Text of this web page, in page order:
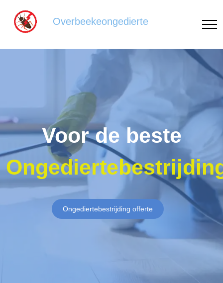
Overbeekeongedierte
Voor de beste
Ongediertebestrijding offerte